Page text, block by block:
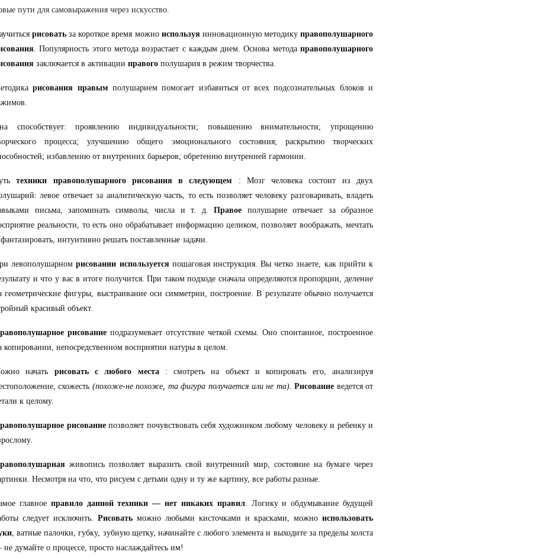
пути для самовыражения через искусство.
рисовать за короткое время можно используя инновационную методикуправополушарного
. Популярность этого метода возрастает с каждым днем. Основа метода правополушарного
заключается в активации правого полушария в режим творчества.
рисования правым полушарием помогает избавиться от всех подсознательных блоков и
способствует: проявлению индивидуальности; повышению внимательности; упрощению
процесса; улучшению общего эмоционального состояния; раскрытию творческих
избавлению от внутренних барьеров; обретению внутренней гармонии.
техники правополушарного рисования в следующем : Мозг человека состоит из двух
левое отвечает за аналитическую часть, то есть позволяет человеку разговаривать, владеть
письма, запоминать символы, числа и т. д. Правое полушарие отвечает за образное
реальности, то есть оно обрабатывает информацию целиком, позволяет воображать, мечтать
интуитивно решать поставленные задачи.
левополушарномрисовании используется пошаговая инструкция. Вы четко знаете, как прийти к
и что у вас в итоге получится. При таком подходе сначала определяются пропорции, деление
геометрические фигуры, выстраивание оси симметрии, построение. В результате обычно получается
красивый объект.
рисованиеподразумевает отсутствие четкой схемы. Оно спонтанное, построенное
копировании, непосредственном восприятии натуры в целом.
начать рисовать с любого места: смотреть на объект и копировать его, анализируя
схожесть (похоже-не похоже, та фигура получается или не та).Рисование ведется от
к целому.
рисованиепозволяет почувствовать себя художником любому человеку и ребенку и
живопись позволяет выразить свой внутренний мир, состояние на бумаге через
Несмотря на что, что рисуем с детьми одну и ту же картину, все работы разные.
главное правило данной техники — нет никаких правил. Логику и обдумывание будущей
следует исключить. Рисовать можно любыми кисточками и красками, можно использовать
, ватные палочки, губку, зубную щетку, начинайте с любого элемента и выходите за пределы холста
думайте о процессе, просто наслаждайтесь им!